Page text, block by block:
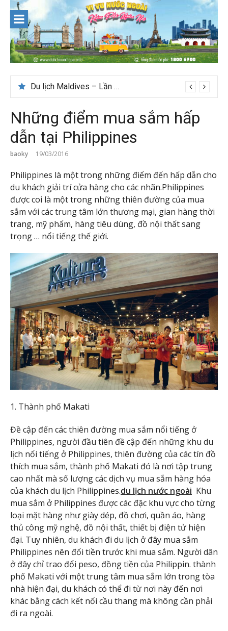
content
Du lịch Maldives – Lần đầu nên đi đâu, chơi gì?
Những điểm mua sắm hấp
dẫn tại Philippines
baoky 19/03/2016
Philippines là một trong những điểm đến hấp dẫn cho
du khách giải trí cửa hàng cho các nhãn.Philippines
được coi là một trong những thiên đường của mua
sắm với các trung tâm lớn thương mại, gian hàng thời
trang, mỹ phẩm, hàng tiêu dùng, đồ nội thất sang
trọng … nổi tiếng thế giới.
1. Thành phố Makati
Đề cập đến các thiên đường mua sắm nổi tiếng ở
Philippines, người đầu tiên đề cập đến những khu du
lịch nổi tiếng ở Philippines, thiên đường của các tín đồ
thích mua sắm, thành phố Makati đó là nơi tập trung
cao nhất mà số lượng các dịch vụ mua sắm hàng hóa
của khách du lịch Philippines.du lịch nước ngoài Khu
mua sắm ở Philippines được các đặc khu vực cho từng
loại mặt hàng như giày dép, đồ chơi, quần áo, hàng
thủ công mỹ nghệ, đồ nội thất, thiết bị điện tử hiện
đại. Tuy nhiên, du khách đi du lịch ở đây mua sắm
Philippines nên đổi tiền trước khi mua sắm. Người dân
ở đây chỉ trao đổi peso, đồng tiền của Philippin. thành
phố Makati với một trung tâm mua sắm lớn trong tòa
nhà hiện đại, du khách có thể đi từ nơi này đến nơi
khác bằng cách kết nối cầu thang mà không cần phải
đi ra ngoài.